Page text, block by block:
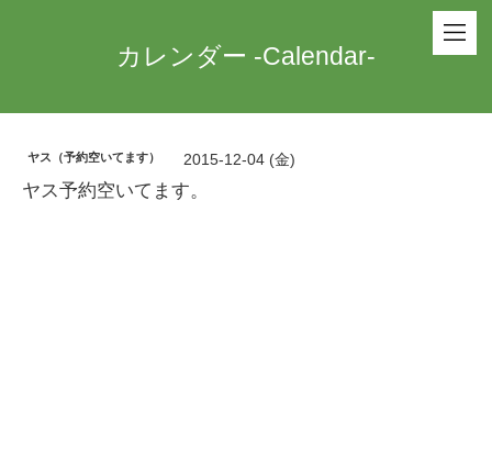
カレンダー -Calendar-
ヤス（予約空いてます） 2015-12-04 (金)
ヤス予約空いてます。